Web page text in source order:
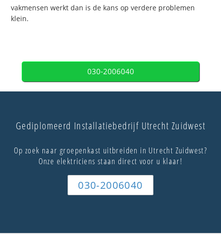
vakmensen werkt dan is de kans op verdere problemen
klein.
030-2006040
Gediplomeerd Installatiebedrijf Utrecht Zuidwest
Op zoek naar groepenkast uitbreiden in Utrecht Zuidwest?
Onze elektriciens staan direct voor u klaar!
030-2006040